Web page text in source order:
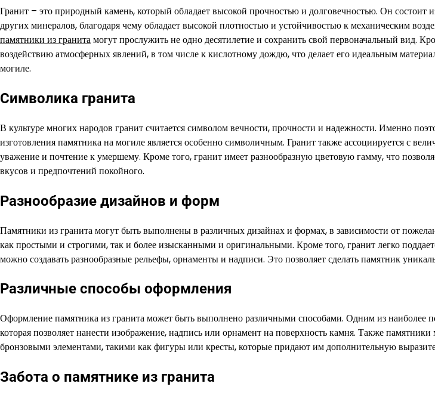
Гранит – это природный камень, который обладает высокой прочностью и долговечностью. Он состоит
других минералов, благодаря чему обладает высокой плотностью и устойчивостью к механическим
памятники из гранитамогут прослужить не одно десятилетие и сохранить свой первоначальный вид.
воздействию атмосферных явлений, в том числе к кислотному дождю, что делает его идеальным
могиле.
Символика гранита
В культуре многих народов гранит считается символом вечности, прочности и надежности. Именно
изготовления памятника на могиле является особенно символичным. Гранит также ассоциируется с
уважение и почтение к умершему. Кроме того, гранит имеет разнообразную цветовую гамму, что
вкусов и предпочтений покойного.
Разнообразие дизайнов и форм
Памятники из гранита могут быть выполнены в различных дизайнах и формах, в зависимости от
как простыми и строгими, так и более изысканными и оригинальными. Кроме того, гранит легко
можно создавать разнообразные рельефы, орнаменты и надписи. Это позволяет сделать памятник
Различные способы оформления
Оформление памятника из гранита может быть выполнено различными способами. Одним из наиболее
которая позволяет нанести изображение, надпись или орнамент на поверхность камня. Также
бронзовыми элементами, такими как фигуры или кресты, которые придают им дополнительную
Забота о памятнике из гранита